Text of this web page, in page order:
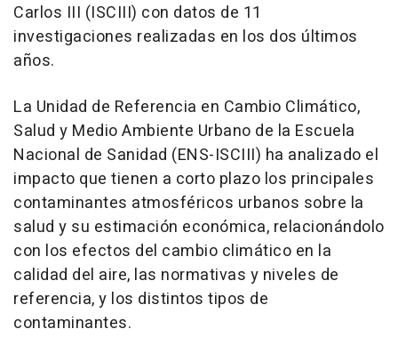
Carlos III (ISCIII) con datos de 11
investigaciones realizadas en los dos últimos
años.
La Unidad de Referencia en Cambio Climático,
Salud y Medio Ambiente Urbano de la Escuela
Nacional de Sanidad (ENS-ISCIII) ha analizado el
impacto que tienen a corto plazo los principales
contaminantes atmosféricos urbanos sobre la
salud y su estimación económica, relacionándolo
con los efectos del cambio climático en la
calidad del aire, las normativas y niveles de
referencia, y los distintos tipos de
contaminantes.